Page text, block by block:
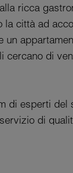
ricca
la città ad
un
cercano di
di esperti del
di